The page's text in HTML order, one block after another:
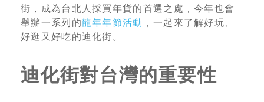
街，成為台北人採買年貨的首選之處，今年也會
舉辦一系列的龍年年節活動 ，一起來了解好玩、
好逛又好吃的迪化街。
迪化街對台灣的重要性